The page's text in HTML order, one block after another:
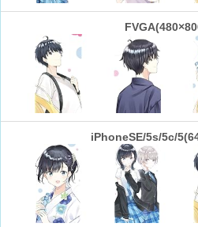
iPhoneSE/5s/5c/